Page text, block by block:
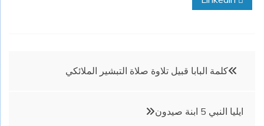
تصفّح
كلمة البابا قبيل تلاوة صلاة التبشير الملائكي
ايليا النبي 5 ابنة صيدون